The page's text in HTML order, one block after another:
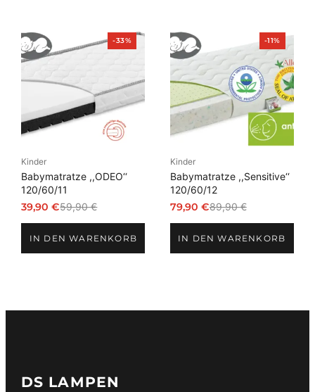
-33%Produkt
im
Kinder
Babymatratze ,,ODEO‘‘
120/60/11
59,90€
Ursprünglicher
war:
39,90€
Aktueller
ist:IN DEN WARENKORB
-11%Produkt
im
Angebot
Kinder
Babymatratze ,,Sensitive‘‘
120/60/12
89,90€
Ursprünglicher
war:
79,90 €
Aktueller
ist:IN DEN WARENKORB
DS LAMPEN